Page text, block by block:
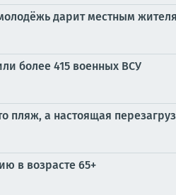
дарит местным
более 415 военных ВСУ
пляж, а настоящая
в возрасте 65+